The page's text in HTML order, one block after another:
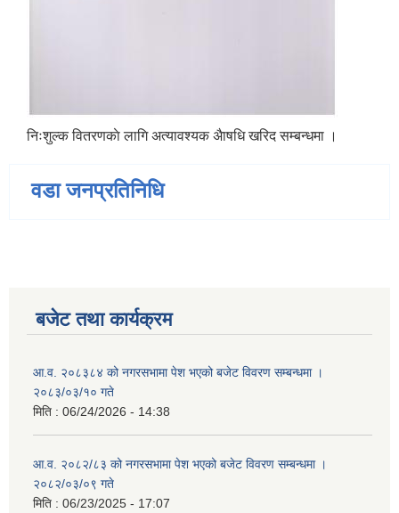
निःशुल्क वितरणकाे लागि अत्यावश्यक अैाषधि खरिद सम्बन्धमा ।
वडा जनप्रतिनिधि
बजेट तथा कार्यक्रम
आ.व. २०८३८४ को नगरसभामा पेश भएको बजेट विवरण सम्बन्धमा ।
२०८३/०३/१० गते
मिति : 06/24/2026 - 14:38
आ.व. २०८२/८३ को नगरसभामा पेश भएको बजेट विवरण सम्बन्धमा ।
२०८२/०३/०९ गते
मिति : 06/23/2025 - 17:07